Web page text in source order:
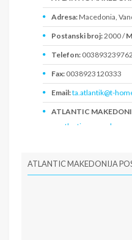
Adresa: Macedonia,
Postanski broj:2000 /
Telefon:
Fax: 0038923120333
Email:ta.atlantik@t-
ATLANTIC
www.atlantic.com.mk
ATLANTIC MAKEDONIJA